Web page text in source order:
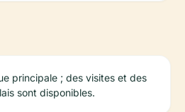
principale ; des visites et des
sont disponibles.